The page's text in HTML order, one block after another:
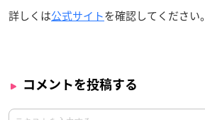
詳しくは公式サイトを確認してください。
コメントを投稿する